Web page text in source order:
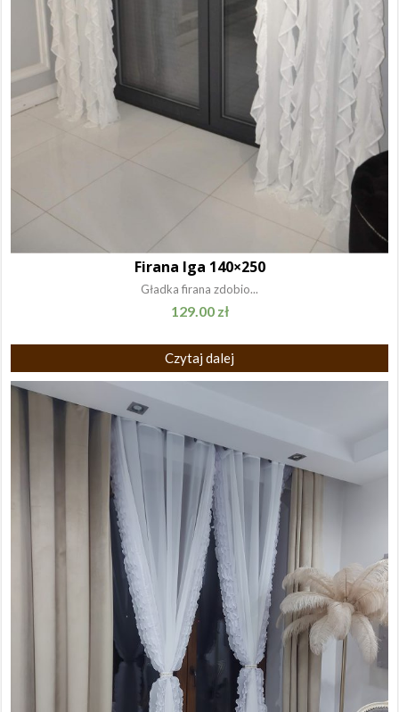
Firana Iga 140×250
Gładka firana zdobio...
129.00 zł
Czytaj dalej